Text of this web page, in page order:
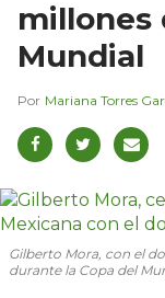
millones
Mundial
Mariana Torres
Gilberto Mora, con el
durante la Copa del